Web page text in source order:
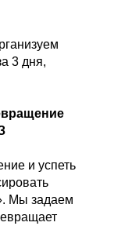
3 дня,
и успеть
Мы задаем